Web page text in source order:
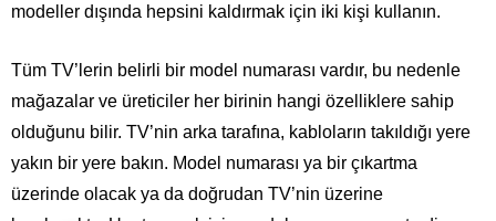
modeller dışında hepsini kaldırmak için iki kişi kullanın.
Tüm TV’lerin belirli bir model numarası vardır, bu nedenle
mağazalar ve üreticiler her birinin hangi özelliklere sahip
olduğunu bilir. TV’nin arka tarafına, kabloların takıldığı yere
yakın bir yere bakın. Model numarası ya bir çıkartma
üzerinde olacak ya da doğrudan TV’nin üzerine
Cevap Yaz